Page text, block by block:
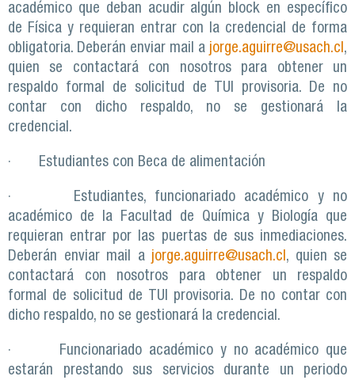
académico que deban acudir algún block en específico
de Física y requieran entrar con la credencial de forma
obligatoria. Deberán enviar mail a jorge.aguirre@usach.cl ,
quien se contactará con nosotros para obtener un
respaldo formal de solicitud de TUI provisoria. De no
contar con dicho respaldo, no se gestionará la
credencial.
· Estudiantes con Beca de alimentación
· Estudiantes, funcionariado académico y no
académico de la Facultad de Química y Biología que
requieran entrar por las puertas de sus inmediaciones.
Deberán enviar mail a jorge.aguirre@usach.cl, quien se
contactará con nosotros para obtener un respaldo
formal de solicitud de TUI provisoria. De no contar con
dicho respaldo, no se gestionará la credencial.
· Funcionariado académico y no académico que
estarán prestando sus servicios durante un periodo